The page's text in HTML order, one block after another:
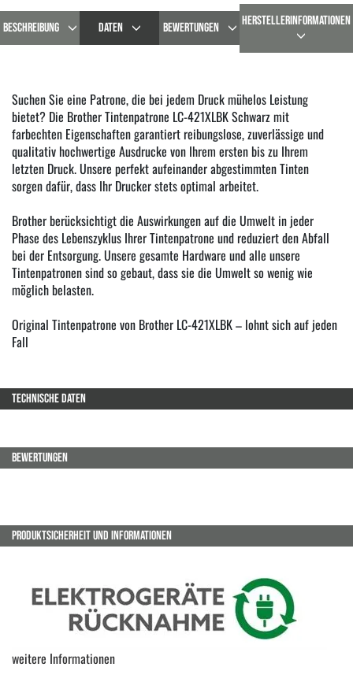
BESCHREIBUNG DATEN BEWERTUNGEN HERSTELLERINFORMATIONEN
Suchen Sie eine Patrone, die bei jedem Druck mühelos Leistung
bietet? Die Brother Tintenpatrone LC-421XLBK Schwarz mit
farbechten Eigenschaften garantiert reibungslose, zuverlässige und
qualitativ hochwertige Ausdrucke von Ihrem ersten bis zu Ihrem
letzten Druck. Unsere perfekt aufeinander abgestimmten Tinten
sorgen dafür, dass Ihr Drucker stets optimal arbeitet.
Brother berücksichtigt die Auswirkungen auf die Umwelt in jeder
Phase des Lebenszyklus Ihrer Tintenpatrone und reduziert den Abfall
bei der Entsorgung. Unsere gesamte Hardware und alle unsere
Tintenpatronen sind so gebaut, dass sie die Umwelt so wenig wie
möglich belasten.
Original Tintenpatrone von Brother LC-421XLBK – lohnt sich auf jeden
Fall
TECHNISCHE DATEN
BEWERTUNGEN
PRODUKTSICHERHEIT UND INFORMATIONEN
weitere Informationen